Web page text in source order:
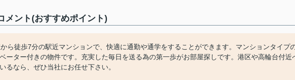
メント(おすすめポイント)
ら徒歩7分の駅近マンションで、快適に通勤や通学をすることができます。マンションタイプ
ーター付きの物件です。充実した毎日を送る為の第一歩がお部屋探しです。港区や高輪台付近
るなら、ぜひ当社にお任せ下さい。